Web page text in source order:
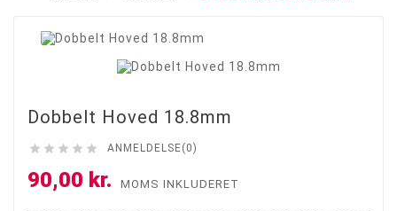
Dobbelt Hoved 18.8mm
     ANMELDELSE(0)
90,00 kr. MOMS INKLUDERET